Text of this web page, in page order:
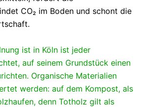
CO₂ im Boden und schont die
ist in Köln ist jeder
auf seinem Grundstück einen
Organische Materialien
werden: auf dem Kompost, als
denn Totholz gilt als